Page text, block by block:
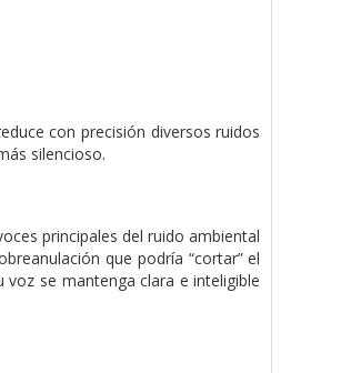
con precisión diversos ruidos
silencioso.
principales del ruido ambiental
que podría “cortar” el
se mantenga clara e inteligible